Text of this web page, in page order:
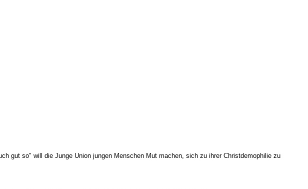
gut so" will die Junge Union jungen Menschen Mut machen, sich zu ihrer Christdemophilie zu